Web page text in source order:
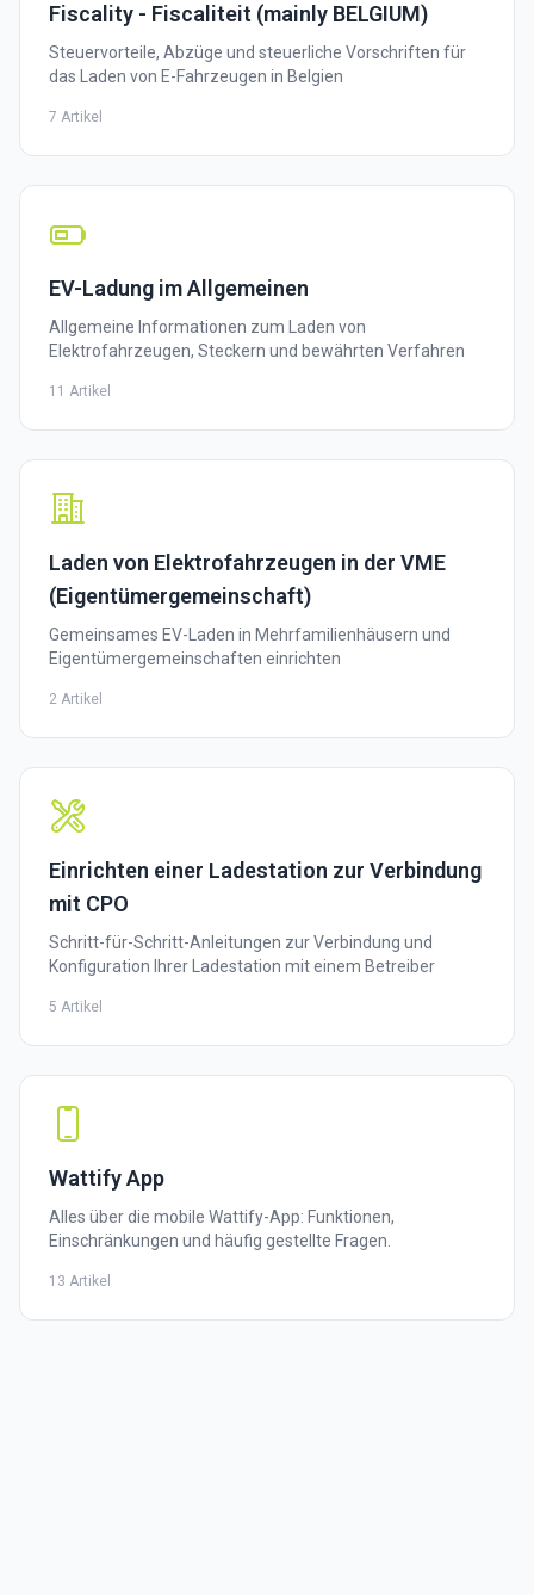
Fiscality - Fiscaliteit (mainly BELGIUM)
Steuervorteile, Abzüge und steuerliche Vorschriften für
das Laden von E-Fahrzeugen in Belgien
7 Artikel
EV-Ladung im Allgemeinen
Allgemeine Informationen zum Laden von
Elektrofahrzeugen, Steckern und bewährten Verfahren
11 Artikel
Laden von Elektrofahrzeugen in der VME
(Eigentümergemeinschaft)
Gemeinsames EV-Laden in Mehrfamilienhäusern und
Eigentümergemeinschaften einrichten
2 Artikel
Einrichten einer Ladestation zur Verbindung
mit CPO
Schritt-für-Schritt-Anleitungen zur Verbindung und
Konfiguration Ihrer Ladestation mit einem Betreiber
5 Artikel
Wattify App
Alles über die mobile Wattify-App: Funktionen,
Einschränkungen und häufig gestellte Fragen.
13 Artikel